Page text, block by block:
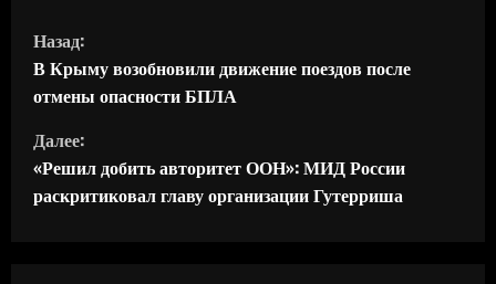
П
р
о
д
о
Назад:
В Крыму возобновили движение поездов после
отмены опасности БПЛА
Далее:
«Решил добить авторитет ООН»: МИД России
раскритиковал главу организации Гутерриша